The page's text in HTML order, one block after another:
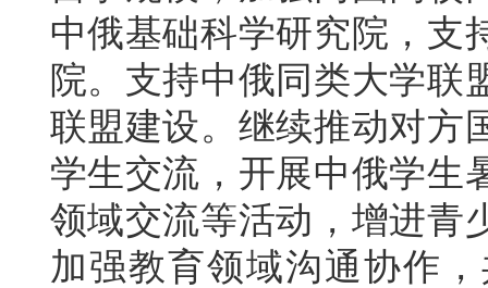
中俄基础科学研究院，支
院。支持中俄同类大学联
联盟建设。继续推动对方
学生交流，开展中俄学生
领域交流等活动，增进青
加强教育领域沟通协作